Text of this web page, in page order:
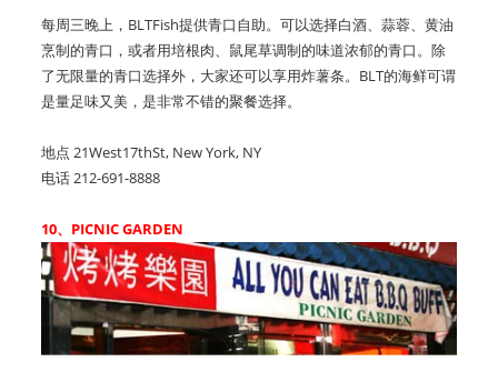
每周三晚上，BLTFish提供青口自助。可以选择白酒、蒜蓉、黄油
烹制的青口，或者用培根肉、鼠尾草调制的味道浓郁的青口。除
了无限量的青口选择外，大家还可以享用炸薯条。BLT的海鲜可谓
是量足味又美，是非常不错的聚餐选择。
地点 21West17thSt, New York, NY
电话 212-691-8888
10、PICNIC GARDEN